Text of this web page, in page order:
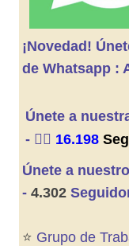
¡Novedad!
de Whatsapp :
Únete a
- 👍🏼 16.198
Únete a
-4.302
⭐️ Grupo de